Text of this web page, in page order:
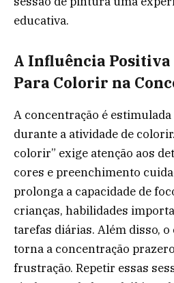
educativa.
A Influência Positiva
Para Colorir na
A concentração é
durante a atividade de
colorir” exige atenção aos
cores e preenchimento
prolonga a capacidade de
crianças, habilidades
tarefas diárias. Além disso,
torna a concentração
frustração. Repetir essas